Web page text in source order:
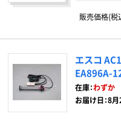
販売価格(税
エスコ
EA896A-
在庫：わずか
お届け日：8月